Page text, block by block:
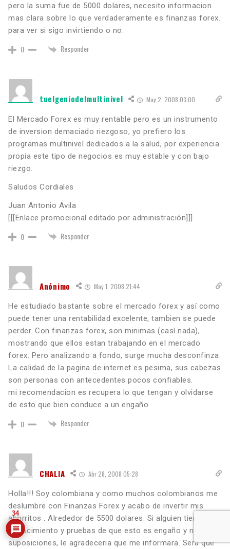
pero la suma fue de 5000 dolares, necesito informacion
mas clara sobre lo que verdaderamente es finanzas forex.
para ver si sigo invirtiendo o no.
0 Responder
tuelgeniodelmultinivel May 2, 2008 03:00
El Mercado Forex es muy rentable pero es un instrumento
de inversion demaciado riezgoso, yo prefiero los
programas multinivel dedicados a la salud, por experiencia
propia este tipo de negocios es muy estable y con bajo
riezgo.
Saludos Cordiales
Juan Antonio Avila
[[[Enlace promocional editado por administración]]]
0 Responder
Anónimo May 1, 2008 21:44
He estudiado bastante sobre el mercado forex y así como
puede tener una rentabilidad excelente, tambien se puede
perder. Con finanzas forex, son minimas (casí nada),
mostrando que ellos estan trabajando en el mercado
forex. Pero analizando a fondo, surge mucha desconfinza.
La calidad de la pagina de internet es pesima, sus cabezas
son personas con antecedentes pocos confiables.
mi recomendacion es recupera lo que tengan y olvidarse
de esto que bien conduce a un engaño
0 Responder
CHALIA Abr 28, 2008 05:28
Holla!!! Soy colombiana y como muchos colombianos me
deslumbre con Finanzas Forex y acabo de invertir mis
ahorritos . Alrededor de 5500 dolares. Si alguien tiene
conocimiento y pruebas de que esto es engaño y no solo
suposiciones, le agradeceria que me informara. Será que
34